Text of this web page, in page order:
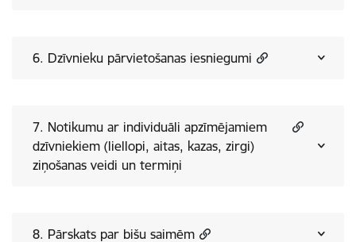
6. Dzīvnieku pārvietošanas iesniegumi
7. Notikumu ar individuāli apzīmējamiem
dzīvniekiem (liellopi, aitas, kazas, zirgi)
ziņošanas veidi un termiņi
8. Pārskats par bišu saimēm